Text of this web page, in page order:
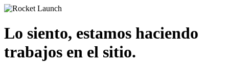
Lo siento, estamos haciendo
trabajos en el sitio.